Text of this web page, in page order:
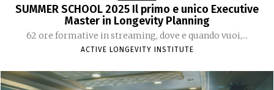
SUMMER SCHOOL 2025 Il primo e unico Executive
Master in Longevity Planning
62 ore formative in streaming, dove e quando vuoi,...
ACTIVE LONGEVITY INSTITUTE